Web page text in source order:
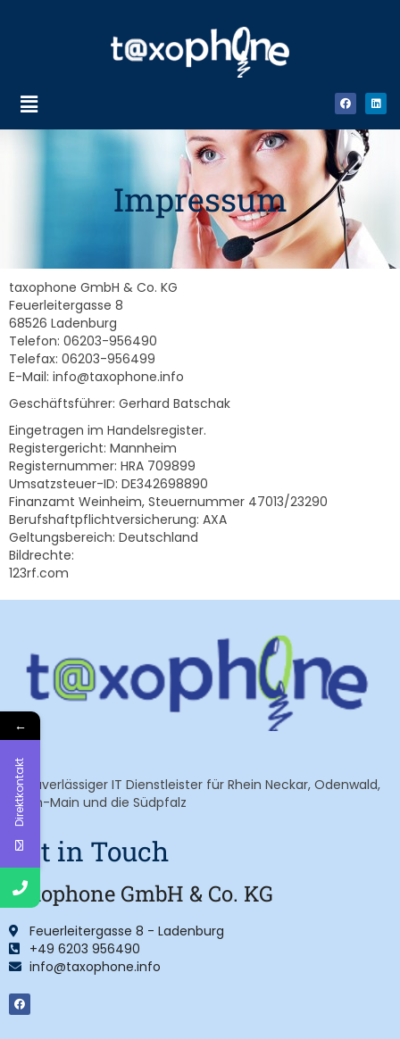
Impressum
taxophone GmbH & Co. KG
Feuerleitergasse 8
68526 Ladenburg
Telefon: 06203-956490
Telefax: 06203-956499
E-Mail: info@taxophone.info
Geschäftsführer: Gerhard Batschak
Eingetragen im Handelsregister.
Registergericht: Mannheim
Registernummer: HRA 709899
Umsatzsteuer-ID: DE342698890
Finanzamt Weinheim, Steuernummer 47013/23290
Berufshaftpflichtversicherung: AXA
Geltungsbereich: Deutschland
Bildrechte:
123rf.com
Ihr zuverlässiger IT Dienstleister für Rhein Neckar, Odenwald,
Rhein-Main und die Südpfalz
Get in Touch
taxophone GmbH & Co. KG
Feuerleitergasse 8 - Ladenburg
+49 6203 956490
info@taxophone.info
←
Direktkontakt